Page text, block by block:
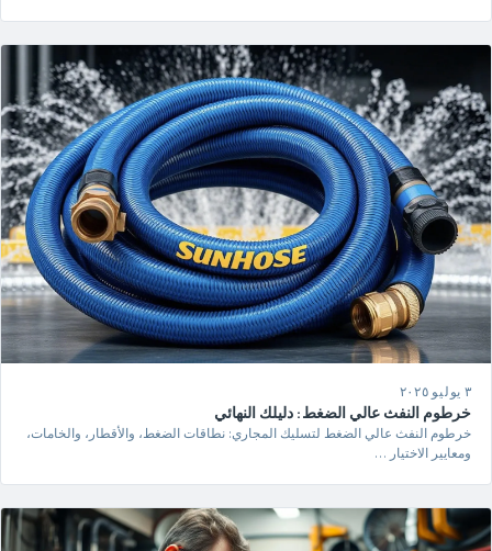
٣ يوليو ٢٠٢٥
خرطوم النفث عالي الضغط: دليلك النهائي
خرطوم النفث عالي الضغط لتسليك المجاري: نطاقات الضغط، والأقطار، والخامات،
ومعايير الاختيار …